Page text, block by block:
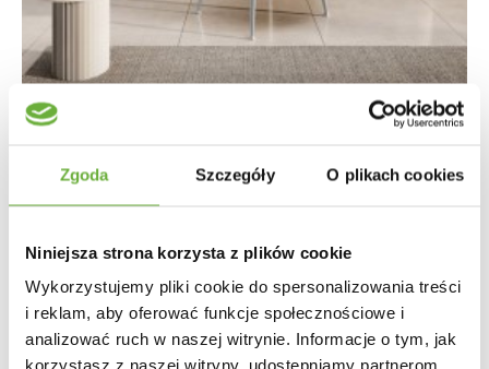
Zgoda Szczegóły O plikach cookies
Niniejsza strona korzysta z plików cookie
Wykorzystujemy pliki cookie do spersonalizowania treści
i reklam, aby oferować funkcje społecznościowe i
analizować ruch w naszej witrynie. Informacje o tym, jak
korzystasz z naszej witryny, udostępniamy partnerom
1 157,00 zł